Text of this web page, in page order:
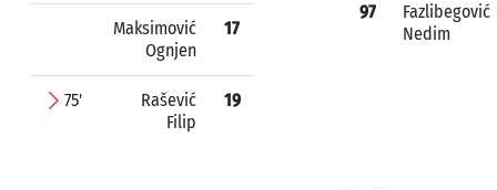
Maksimović
Ognjen
17
75'
Rašević
Filip
19
97
Fazlibegović
Nedim